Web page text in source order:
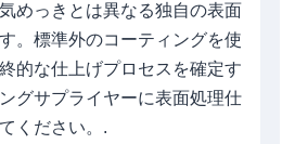
めっきとは異なる独自の表面
。標準外のコーティングを使
的な仕上げプロセスを確定す
グサプライヤーに表面処理仕
ください。.